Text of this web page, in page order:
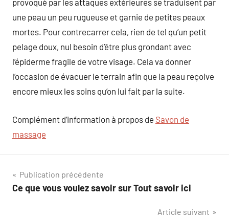
provoqué par les attaques extérieures se traduisent par
une peau un peu rugueuse et garnie de petites peaux
mortes. Pour contrecarrer cela, rien de tel qu’un petit
pelage doux, nul besoin d’être plus grondant avec
l’épiderme fragile de votre visage. Cela va donner
l’occasion de évacuer le terrain afin que la peau reçoive
encore mieux les soins qu’on lui fait par la suite.
Complément d’information à propos de Savon de
massage
Navigation
de
Publication précédente
Ce que vous voulez savoir sur Tout savoir ici
Article suivant